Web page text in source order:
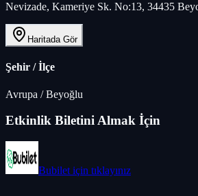
Nevizade, Kameriye Sk. No:13, 34435
Haritada Gör
Şehir / İlçe
Avrupa /Beyoğlu
Etkinlik Biletini Almak İçin
Bubilet için tıklayınız